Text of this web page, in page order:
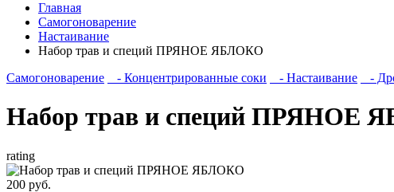
Главная
Самогоноварение
Настаивание
Набор трав и специй ПРЯНОЕ ЯБЛОКО
Самогоноварение
- Концентрированные соки - Настаивание -
Набор трав и специй ПРЯНОЕ
rating
200 руб.